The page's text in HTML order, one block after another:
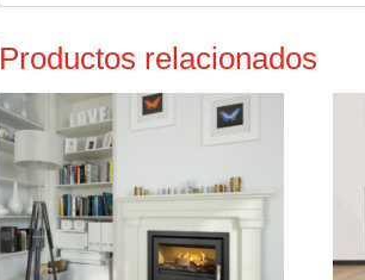
Productos relacionados